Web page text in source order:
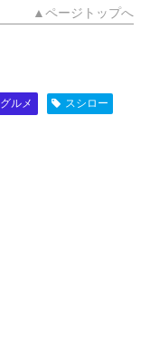
▲ページトップへ
グルメ スシロー